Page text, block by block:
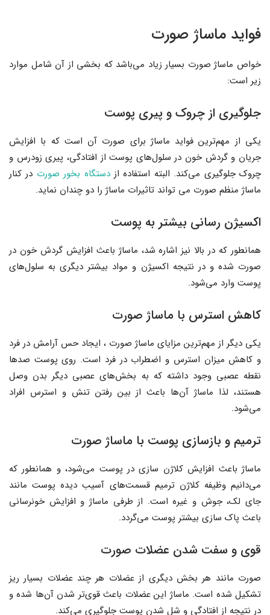
فواید ماساژ صورت
خواص ماساژ صورت بسیار زیاد می‌باشد که بخشی از آن شامل موارد
زیر است:
جلوگیری از چروک و پیری پوست
یکی از مهم‌ترین فواید ماساژ برای صورت آن است که با افزایش
جریان و گردش خون در سلول‌های پوست از افتادگی، پیری زودرس و
چروک جلوگیری می‌کند. البته استفاده ازدستگاه بخور صورت در کنار
ماساژ منظم صورت می تواند تاثیرات ماساژ را دو چندان نماید.
اکسیژن رسانی بیشتر به پوست
همانطور که در بالا نیز اشاره شد، ماساژ باعث افزایش گردش خون در
صورت شده و در نتیجه اکسیژن و مواد بیشتر دیگری به سلول‌های
پوست وارد می‌شود.
کاهش استرس با ماساژ صورت
یکی دیگر از مهم‌ترین مزایای ماساژ صورت ، ایجاد حس آرامش در فرد
و کاهش میزان استرس و اضطراب در فرد است. روی پوست صدها
نقطه عصبی وجود داشته که به بخش‌های عصبی دیگر بدن وصل
هستند، لذا ماساژ آن‌ها باعث از بین رفتن تنش و استرس افراد
می‌شود.
ترمیم و بازسازی پوست با ماساژ صورت
ماساژ باعث افزایش کلاژن سازی در پوست می‌شود، و همانطور که
می‌دانیم وظیفه کلاژن ترمیم قسمت‌های آسیب دیده پوست مانند
جای لک، جوش و غیره است. از طرفی ماساژ و افزایش خونرسانی
باعث پاک سازی بیشتر پوست می‌گردد.
قوی و سفت شدن عضلات صورت
صورت مانند هر بخش دیگری از عضلات هر چند عضلات بسیار ریز
تشکیل شده است. ماساژ این عضلات باعث قوی‌تر شدن آن‌ها شده و
در نتیجه از افتادگی و شل شدن پوست جلوگیری می‌کند.